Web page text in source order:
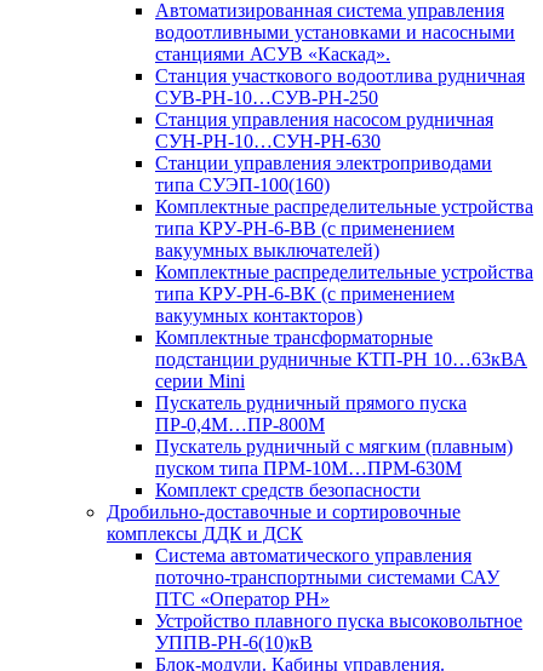
Автоматизированная система управления
водоотливными установками и насосными
станциями АСУВ «Каскад».
Станция участкового водоотлива рудничная
СУВ-РН-10…СУВ-РН-250
Станция управления насосом рудничная
СУН-РН-10…СУН-РН-630
Станции управления электроприводами
типа СУЭП-100(160)
Комплектные распределительные устройства
типа КРУ-РН-6-ВВ (с применением
вакуумных выключателей)
Комплектные распределительные устройства
типа КРУ-РН-6-ВК (с применением
вакуумных контакторов)
Комплектные трансформаторные
подстанции рудничные КТП-РН 10…63кВА
серии Mini
Пускатель рудничный прямого пуска
ПР-0,4М…ПР-800М
Пускатель рудничный с мягким (плавным)
пуском типа ПРМ-10М…ПРМ-630М
Комплект средств безопасности
Дробильно-доставочные и сортировочные
комплексы ДДК и ДСК
Система автоматического управления
поточно-транспортными системами САУ
ПТС «Оператор РН»
Устройство плавного пуска высоковольтное
УППВ-РН-6(10)кВ
Блок-модули. Кабины управления.